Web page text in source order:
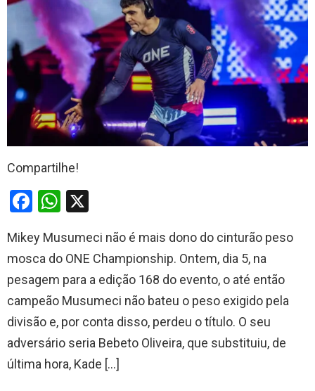
Compartilhe!
F
ce
b
o
o
k
W
at
s
A
p
p
Mikey Musumeci não é mais dono do cinturão peso
mosca do ONE Championship. Ontem, dia 5, na
pesagem para a edição 168 do evento, o até então
campeão Musumeci não bateu o peso exigido pela
divisão e, por conta disso, perdeu o título. O seu
adversário seria Bebeto Oliveira, que substituiu, de
última hora, Kade […]